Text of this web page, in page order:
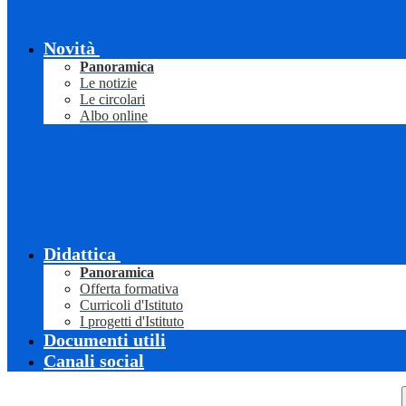
Novità
Panoramica
Le notizie
Le circolari
Albo online
Didattica
Panoramica
Offerta formativa
Curricoli d'Istituto
I progetti d'Istituto
Documenti utili
Canali social